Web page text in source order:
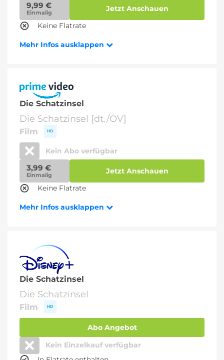
9,99 €
Einmalig
Jetzt Anschauen
Keine Flatrate
Mehr Infos ausklappen
Die Schatzinsel
Die Schatzinsel [dt./OV]
Film HD
Kein Abo verfügbar
3,99 €
Einmalig
Jetzt Anschauen
Keine Flatrate
Mehr Infos ausklappen
Die Schatzinsel
Die Schatzinsel
Film HD
Abo Angebot
Kein Einzelkauf verfügbar